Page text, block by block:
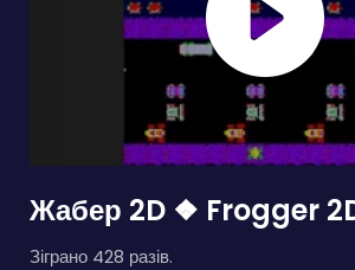
Жабер 2D ❖ Frogger
Зіграно 428 разів.